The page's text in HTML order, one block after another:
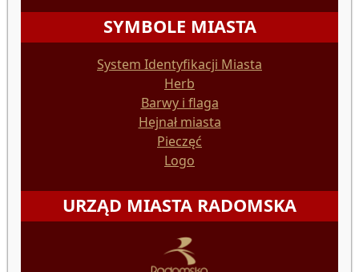
SYMBOLE MIASTA
System Identyfikacji Miasta
Herb
Barwy i flaga
Hejnał miasta
Pieczęć
Logo
URZĄD MIASTA RADOMSKA